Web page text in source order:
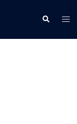
Search